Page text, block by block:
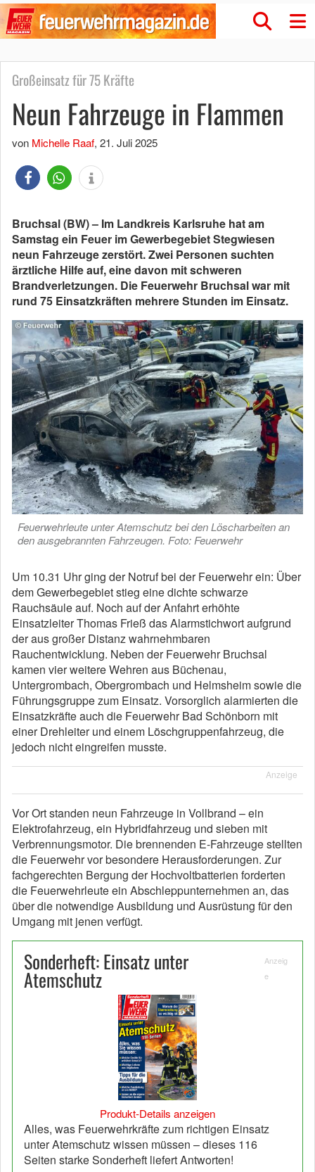
Großeinsatz für 75 Kräfte
Neun Fahrzeuge in Flammen
von Michelle Raaf, 21. Juli 2025
Bruchsal (BW) – Im Landkreis Karlsruhe hat am
Samstag ein Feuer im Gewerbegebiet Stegwiesen
neun Fahrzeuge zerstört. Zwei Personen suchten
ärztliche Hilfe auf, eine davon mit schweren
Brandverletzungen. Die Feuerwehr Bruchsal war mit
rund 75 Einsatzkräften mehrere Stunden im Einsatz.
Feuerwehrleute unter Atemschutz bei den Löscharbeiten an
den ausgebrannten Fahrzeugen. Foto: Feuerwehr
Um 10.31 Uhr ging der Notruf bei der Feuerwehr ein: Über
dem Gewerbegebiet stieg eine dichte schwarze
Rauchsäule auf. Noch auf der Anfahrt erhöhte
Einsatzleiter Thomas Frieß das Alarmstichwort aufgrund
der aus großer Distanz wahrnehmbaren
Rauchentwicklung. Neben der Feuerwehr Bruchsal
kamen vier weitere Wehren aus Büchenau,
Untergrombach, Obergrombach und Helmsheim sowie die
Führungsgruppe zum Einsatz. Vorsorglich alarmierten die
Einsatzkräfte auch die Feuerwehr Bad Schönborn mit
einer Drehleiter und einem Löschgruppenfahrzeug, die
jedoch nicht eingreifen musste.
Anzeige
Vor Ort standen neun Fahrzeuge in Vollbrand – ein
Elektrofahrzeug, ein Hybridfahrzeug und sieben mit
Verbrennungsmotor. Die brennenden E-Fahrzeuge stellten
die Feuerwehr vor besondere Herausforderungen. Zur
fachgerechten Bergung der Hochvoltbatterien forderten
die Feuerwehrleute ein Abschleppunternehmen an, das
über die notwendige Ausbildung und Ausrüstung für den
Umgang mit jenen verfügt.
Sonderheft: Einsatz unter
Atemschutz
Anzeig
e
Produkt-Details anzeigen
Alles, was Feuerwehrkräfte zum richtigen Einsatz
unter Atemschutz wissen müssen – dieses 116
Seiten starke Sonderheft liefert Antworten!